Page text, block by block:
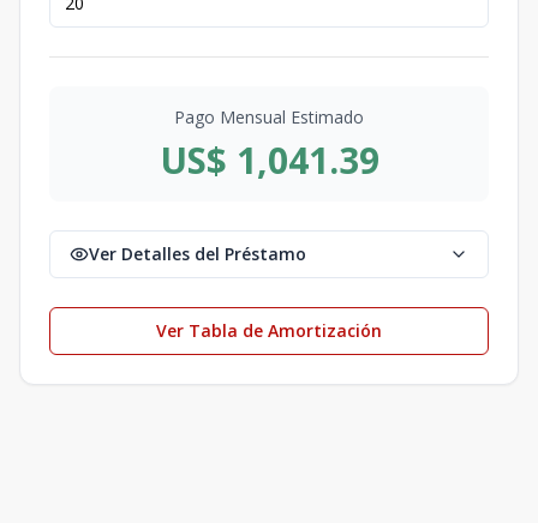
Pago Mensual Estimado
US$ 1,041.39
Ver Detalles del Préstamo
Ver Tabla de Amortización